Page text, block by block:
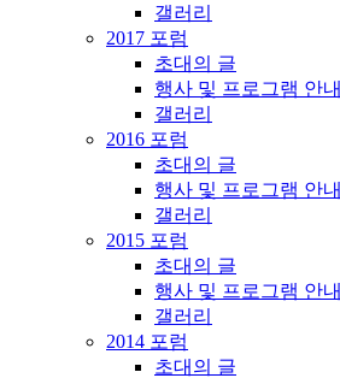
갤러리
2017 포럼
초대의 글
행사 및 프로그램 안내
갤러리
2016 포럼
초대의 글
행사 및 프로그램 안내
갤러리
2015 포럼
초대의 글
행사 및 프로그램 안내
갤러리
2014 포럼
초대의 글